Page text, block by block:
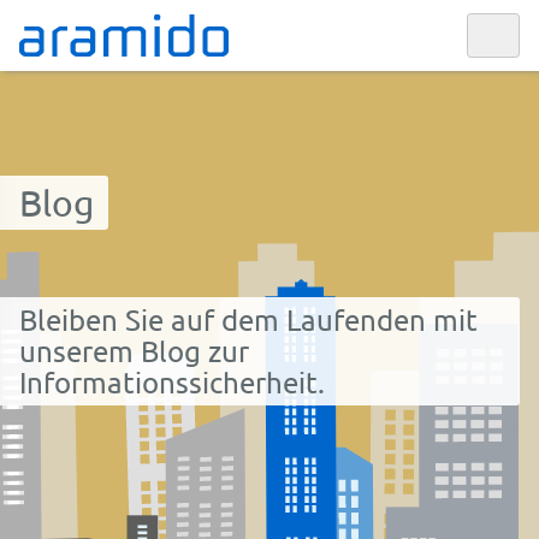
Blog
Bleiben Sie auf dem Laufenden mit
unserem Blog zur
Informationssicherheit.